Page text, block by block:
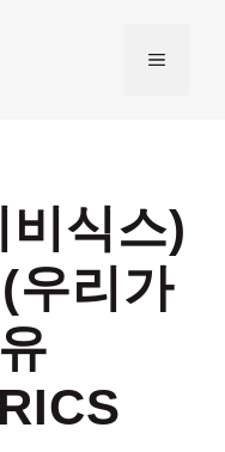
MENU
식스)
우리가